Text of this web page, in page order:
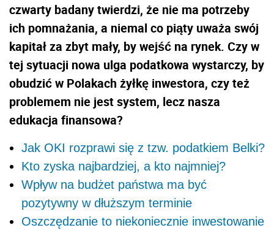
czwarty badany twierdzi, że nie ma potrzeby
ich pomnażania, a niemal co piąty uważa swój
kapitał za zbyt mały, by wejść na rynek. Czy w
tej sytuacji nowa ulga podatkowa wystarczy, by
obudzić w Polakach żyłkę inwestora, czy też
problemem nie jest system, lecz nasza
edukacja finansowa?
Jak OKI rozprawi się z tzw. podatkiem Belki?
Kto zyska najbardziej, a kto najmniej?
Wpływ na budżet państwa ma być
pozytywny w dłuższym terminie
Oszczędzanie to niekoniecznie inwestowanie